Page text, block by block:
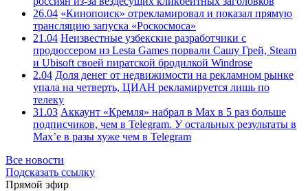
26.04 «Кинопоиск» отрекламировал и показал прямую
трансляцию запуска «Роскосмоса»
21.04 Неизвестные узбекские разработчики с
продюссером из Lesta Games порвали Сашу Грей, Steam
и Ubisoft своей пиратской бродилкой Windrose
2.04 Доля денег от недвижимости на рекламном рынке
упала на четверть, ЦИАН рекламируется лишь по
телеку
31.03 Аккаунт «Кремля» набрал в Max в 5 раз больше
подписчиков, чем в Telegram. У остальных результаты в
Max’е в разы хуже чем в Telegram
Все новости
Подсказать ссылку
Прямой эфир